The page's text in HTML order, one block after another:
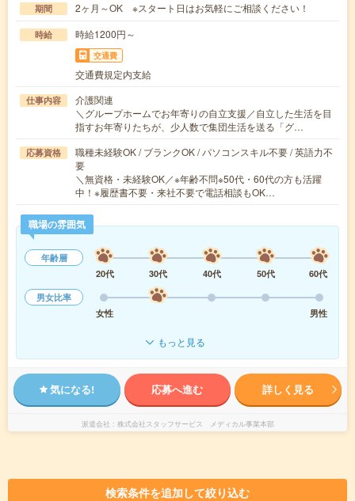
期間 2ヶ月～OK ※スタート日はお気軽にご相談ください！
時給 時給1200円～
交通費
交通費規定内支給
仕事内容
介護関連
＼グループホームでお年寄りの自立支援／自立した生活を目
指すお年寄りたちが、少人数で集団生活を送る「グ…
応募資格
職種未経験OK / ブランクOK / パソコンスキル不要 / 英語力不
要
＼無資格・未経験OK／※年齢不問※50代・60代の方も活躍
中！※履歴書不要・来社不要で電話相談もOK…
職場の雰囲気
年齢層
20代
30代 40代 50代
60代
男女比率
女性
男性
もっと見る
気になる! 応募へ進む 詳しく見る
派遣会社 株式会社スタッフサービス メディカル事業本部
検索条件を追加して絞り込む